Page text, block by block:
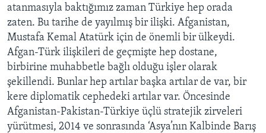
atanmasıyla baktığımız zaman Türkiye hep orada
zaten. Bu tarihe de yayılmış bir ilişki. Afganistan,
Mustafa Kemal Atatürk için de önemli bir ülkeydi.
Afgan-Türk ilişkileri de geçmişte hep dostane,
birbirine muhabbetle bağlı olduğu işler olarak
şekillendi. Bunlar hep artılar başka artılar de var, bir
kere diplomatik cephedeki artılar var. Öncesinde
Afganistan-Pakistan-Türkiye üçlü stratejik zirveleri
yürütmesi, 2014 ve sonrasında ‘Asya’nın Kalbinde Barış